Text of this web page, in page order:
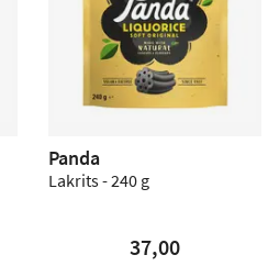
Panda
Lakrits - 240 g
37,00